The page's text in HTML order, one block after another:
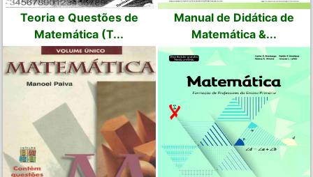
Teoria e Questões de
Matemática (T...
Manual de Didática de
Matemática &...